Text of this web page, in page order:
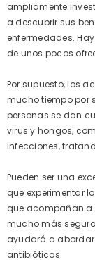
ampliamente
a descubrir sus
enfermedades.
de unos pocos
Por supuesto, los
mucho tiempo por
personas se dan
virus y hongos,
infecciones,
Pueden ser una
que experimentar
que acompañan a
mucho más
ayudará a
antibióticos.